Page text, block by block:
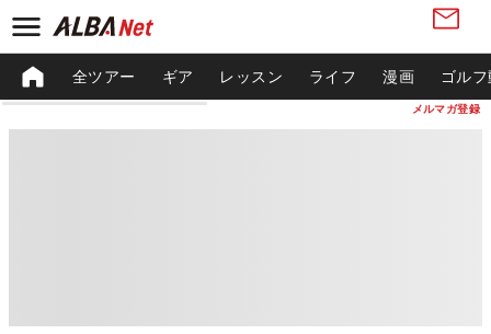
メルマガ登録
全ツアー ギア レッスン ライフ 漫画 ゴル